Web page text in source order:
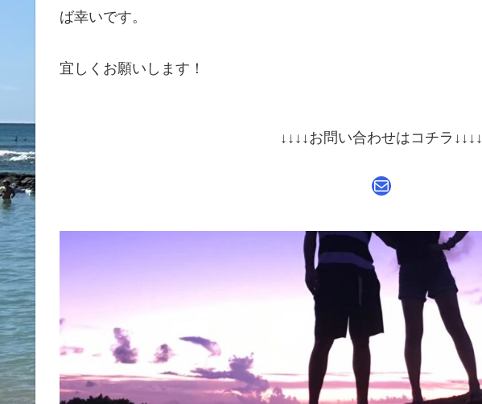
ば幸いです。
宜しくお願いします！
↓↓↓↓お問い合わせはコチラ↓↓↓↓
メール